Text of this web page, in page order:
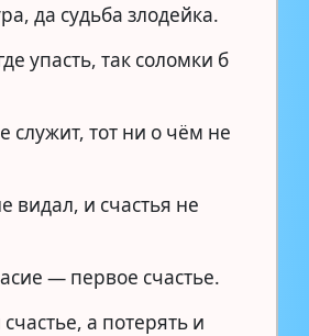
да судьба злодейка.
упасть, так соломки б
служит, тот ни о чём не
видал, и счастья не
— первое счастье.
а потерять и